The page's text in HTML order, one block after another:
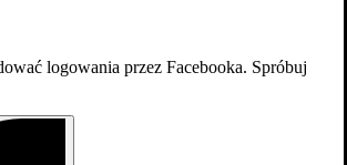
logowania przez Facebooka. Spróbuj